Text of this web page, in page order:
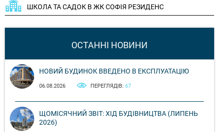
ШКОЛА ТА САДОК В ЖК СОФІЯ РЕЗИДЕНС
ОСТАННІ НОВИНИ
НОВИЙ БУДИНОК ВВЕДЕНО В ЕКСПЛУАТАЦІЮ
06.08.2026 ПЕРЕГЛЯДІВ: 67
ЩОМІСЯЧНИЙ ЗВІТ: ХІД БУДІВНИЦТВА (ЛИПЕНЬ
2026)